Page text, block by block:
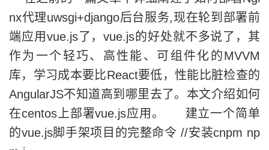
nx代理uwsgi+django后台服务,现在轮到部署前
端应用vue.js了，vue.js的好处就不多说了，其
作为一个轻巧、高性能、可组件化的MVVM
库，学习成本要比React要低，性能比脏检查的
AngularJS不知道高到哪里去了。本文介绍如何
在centos上部署vue.js应用。 建立一个简单
的vue.js脚手架项目的完整命令 //安装cnpm np